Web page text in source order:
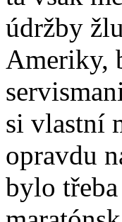
údržby
Ameriky,
si vlastní
opravdu
bylo